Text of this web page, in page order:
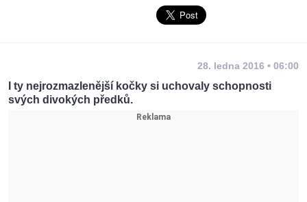
28. ledna 2016 • 06:00
I ty nejrozmazlenější kočky si uchovaly schopnosti
svých divokých předků.